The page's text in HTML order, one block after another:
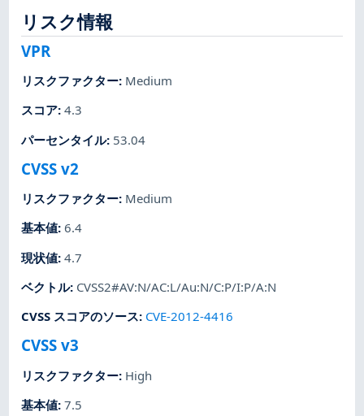
リスク情報
VPR
リスクファクター: Medium
スコア:4.3
パーセンタイル: 53.04
CVSS v2
リスクファクター: Medium
基本値:6.4
現状値:4.7
ベクトル: CVSS2#AV:N/AC:L/Au:N/C:P/I:P/A:N
CVSS スコアのソース: CVE-2012-4416
CVSS v3
リスクファクター: High
基本値:7.5